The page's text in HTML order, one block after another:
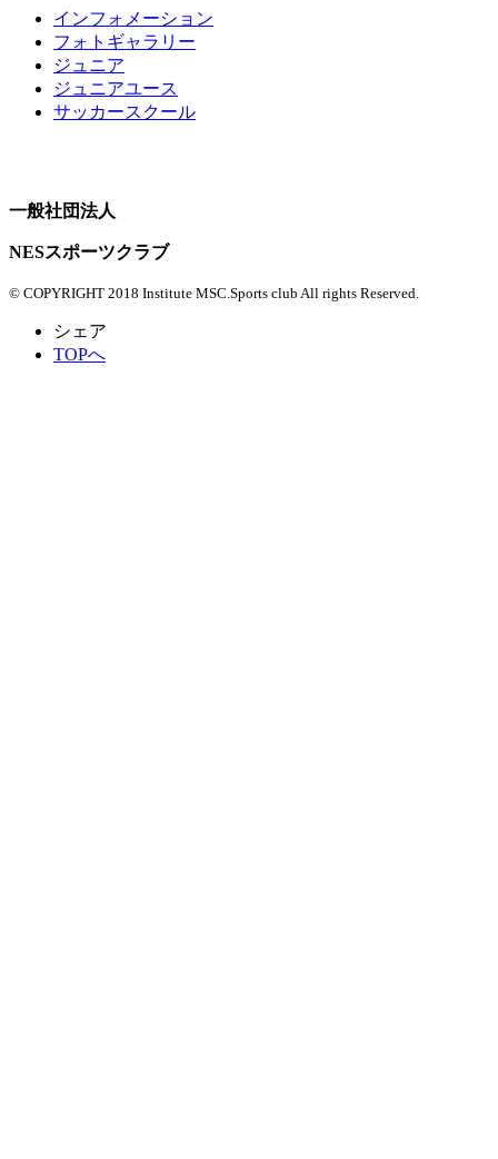
インフォメーション
フォトギャラリー
ジュニア
ジュニアユース
サッカースクール
一般社団法人
NESスポーツクラブ
© COPYRIGHT 2018 Institute MSC.Sports club All rights Reserved.
シェア
TOPへ